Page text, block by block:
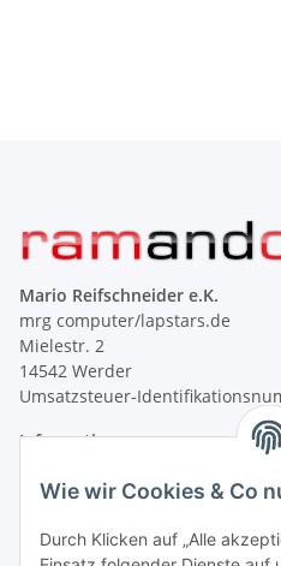
Wie wir Cookies & Co
Durch Klicken auf „Alle
Mario Reifschneider e.K.
mrg computer/lapstars.de
Mielestr. 2
14542 Werder
Umsatzsteuer-
Informationen
Gesetzliche Informationen